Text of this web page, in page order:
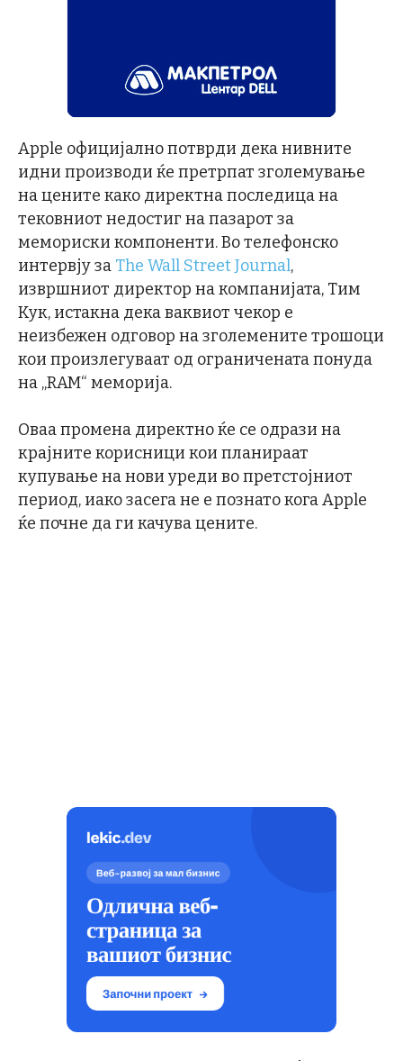
Apple официјално потврди дека нивните
идни производи ќе претрпат зголемување
на цените како директна последица на
тековниот недостиг на пазарот за
мемориски компоненти. Во телефонско
интервју за The Wall Street Journal,
извршниот директор на компанијата, Тим
Кук, истакна дека ваквиот чекор е
неизбежен одговор на зголемените трошоци
кои произлегуваат од ограничената понуда
на „RAM“ меморија.
Оваа промена директно ќе се одрази на
крајните корисници кои планираат
купување на нови уреди во претстојниот
период, иако засега не е познато кога Apple
ќе почне да ги качува цените.